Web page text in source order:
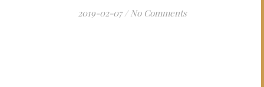
2019-02-07 / No Comments